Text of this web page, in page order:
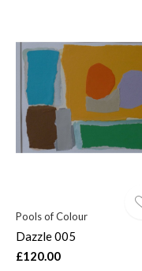
Pools of Colour
Dazzle 005
£120.00